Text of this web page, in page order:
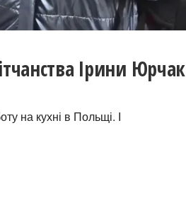
Ірини Юрчак
на кухні в Польщі. І